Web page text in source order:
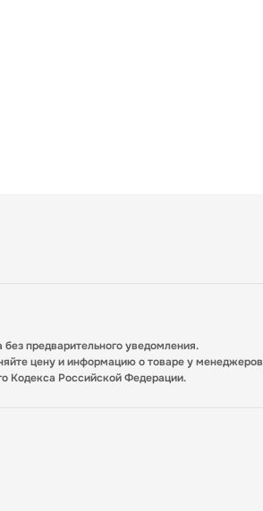
предварительного уведомления.
цену и информацию о товаре у менеджеров
Кодекса Российской Федерации.